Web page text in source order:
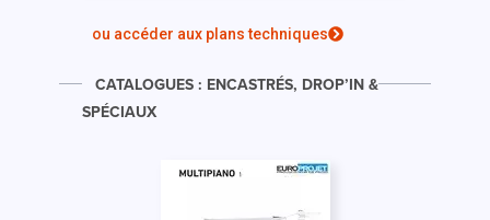
ou accéder aux plans techniques
CATALOGUES : ENCASTRÉS, DROP’IN &
SPÉCIAUX